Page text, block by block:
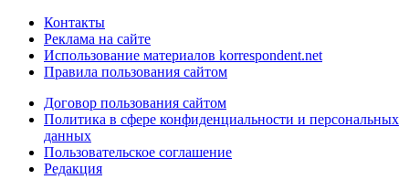
Контакты
Реклама на сайте
Использование материалов korrespondent.net
Правила пользования сайтом
Договор пользования сайтом
Политика в сфере конфиденциальности и персональных
данных
Пользовательское соглашение
Редакция